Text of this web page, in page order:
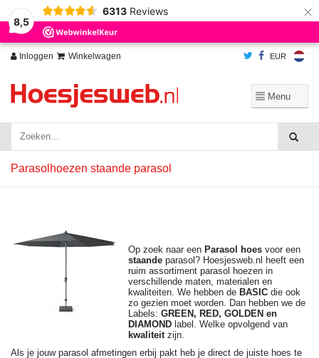
8,5
6313 Reviews ×
Inloggen Winkelwagen EUR
Parasolhoezen staande parasol
Op zoek naar een Parasol hoes voor een
staande parasol? Hoesjesweb.nl heeft een
ruim assortiment parasol hoezen in
verschillende maten, materialen en
kwaliteiten. We hebben de BASIC die ook
zo gezien moet worden. Dan hebben we de
Labels: GREEN, RED, GOLDEN en
DIAMOND label. Welke opvolgend van
kwaliteitzijn.
Als je jouw parasol afmetingen erbij pakt heb je direct de juiste hoes te
Wij slaan cookies op om onze website te verbeteren. Is dat akkoord?
Ja
Nee